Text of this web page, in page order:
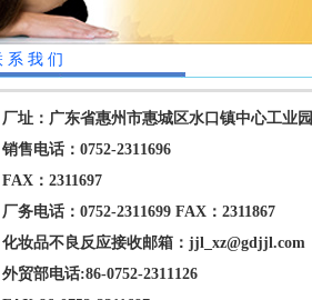
系我们
厂址：广东省惠州市惠城区水口镇中心工业园
销售电话：0752-2311696
FAX：2311697
厂务电话：0752-2311699 FAX：2311867
化妆品不良反应接收邮箱：jjl_xz@gdjjl.com
外贸部电话:86-0752-2311126